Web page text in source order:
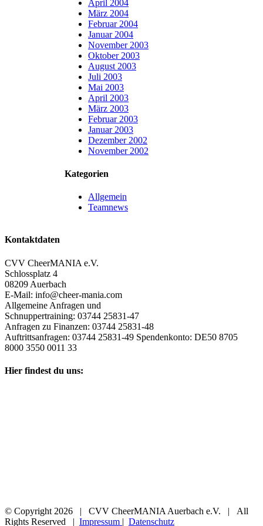
April 2004
März 2004
Februar 2004
Januar 2004
November 2003
Oktober 2003
August 2003
Juli 2003
Mai 2003
April 2003
März 2003
Februar 2003
Januar 2003
Dezember 2002
November 2002
Kategorien
Allgemein
Teamnews
Kontaktdaten
CVV CheerMANIA e.V.
Schlossplatz 4
08209 Auerbach
E-Mail: info@cheer-mania.com
Allgemeine Anfragen und
Schnuppertraining: 03744 25831-47
Anfragen zu Finanzen: 03744 25831-48
Auftrittsanfragen: 03744 25831-49 Spendenkonto: DE50 8705
8000 3550 0011 33
Hier findest du uns:
© Copyright 2026 | CVV CheerMANIA Auerbach e.V. | All
Rights Reserved | Impressum | Datenschutz